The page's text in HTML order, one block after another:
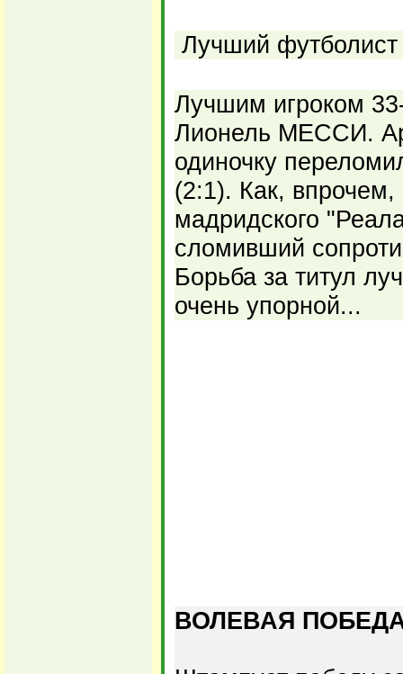
Лучший
Лучшим игроком
Лионель МЕССИ.
одиночку
(2:1). Как, впрочем,
мадридского
сломивший
Борьба за титул
очень упорной...
ВОЛЕВАЯ